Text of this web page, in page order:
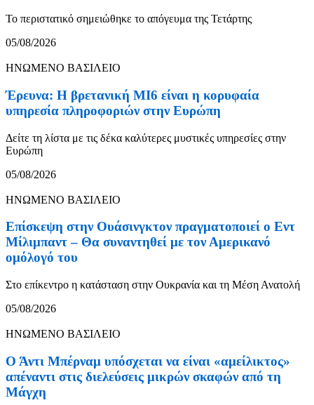
Το περιστατικό σημειώθηκε το απόγευμα της Τετάρτης
05/08/2026
ΗΝΩΜΕΝΟ ΒΑΣΙΛΕΙΟ
Έρευνα: Η βρετανική MI6 είναι η κορυφαία
υπηρεσία πληροφοριών στην Ευρώπη
Δείτε τη λίστα με τις δέκα καλύτερες μυστικές υπηρεσίες στην
Ευρώπη
05/08/2026
ΗΝΩΜΕΝΟ ΒΑΣΙΛΕΙΟ
Επίσκεψη στην Ουάσινγκτον πραγματοποιεί ο Εντ
Μίλιμπαντ – Θα συναντηθεί με τον Αμερικανό
ομόλογό του
Στο επίκεντρο η κατάσταση στην Ουκρανία και τη Μέση Ανατολή
05/08/2026
ΗΝΩΜΕΝΟ ΒΑΣΙΛΕΙΟ
Ο Άντι Μπέρναμ υπόσχεται να είναι «αμείλικτος»
απέναντι στις διελεύσεις μικρών σκαφών από τη
Μάγχη